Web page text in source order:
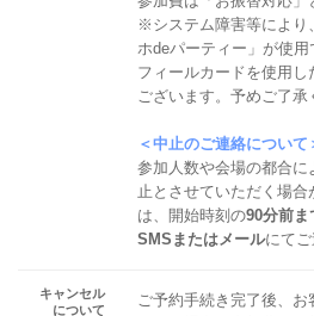
※システム障害等により
ホdeパーティー」が使
フィールカードを使用
ございます。予めご了承
＜中止のご連絡について
参加人数や会場の都合
止とさせていただく場
は、開始時刻の90分前ま
SMSまたはメールにてご
キャンセル
について
ご予約手続き完了後、